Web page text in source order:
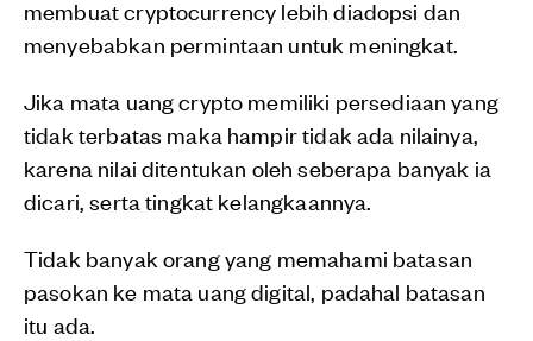
membuat cryptocurrency lebih diadopsi dan
menyebabkan permintaan untuk meningkat.
Jika mata uang crypto memiliki persediaan yang
tidak terbatas maka hampir tidak ada nilainya,
karena nilai ditentukan oleh seberapa banyak ia
dicari, serta tingkat kelangkaannya.
Tidak banyak orang yang memahami batasan
pasokan ke mata uang digital, padahal batasan
itu ada.